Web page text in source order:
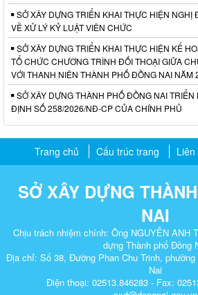
SỞ XÂY DỰNG TRIỂN KHAI THỰC HIỆN
VỀ XỬ LÝ KỶ LUẬT VIÊN CHỨC
SỞ XÂY DỰNG TRIỂN KHAI THỰC HIỆN KẾ
TỔ CHỨC CHƯƠNG TRÌNH ĐỐI THOẠI GIỮA
VỚI THANH NIÊN THÀNH PHỐ ĐỒNG NAI NĂM
SỞ XÂY DỰNG THÀNH PHỐ ĐỒNG NAI
ĐỊNH SỐ 258/2026/NĐ-CP CỦA CHÍNH PHỦ
Trang chủ Cấu trúc trang Liên
SỞ XÂY DỰNG
NAI
Chịu trách nhiệm chính: Ông NGUYỄN ANH
dựng Thành phố Đồng
Địa chỉ: Số 38, Đường Phan Chu Trinh,
Nai
Điện thoại: 02513.846283 - Fax: